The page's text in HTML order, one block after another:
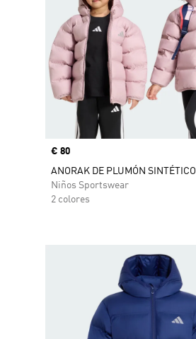
Precio
€ 80
ANORAK DE PLUMÓN SINTÉTICO
Niños Sportswear
2 colores